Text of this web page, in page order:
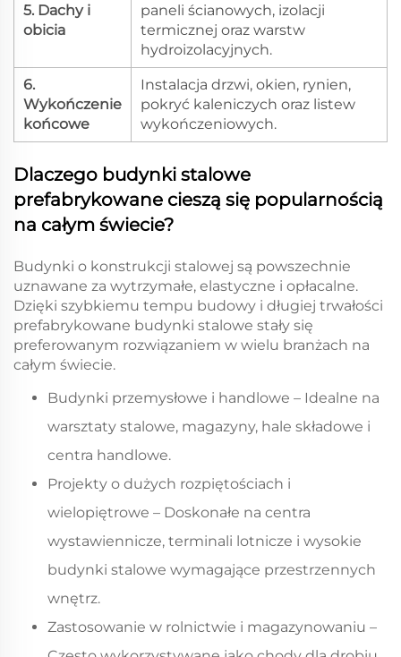
5. Dachy i
obicia
paneli ścianowych, izolacji
termicznej oraz warstw
hydroizolacyjnych.
6.
Wykończenie
końcowe
Instalacja drzwi, okien, rynien,
pokryć kaleniczych oraz listew
wykończeniowych.
Dlaczego budynki stalowe
prefabrykowane cieszą się popularnością
na całym świecie?
Budynki o konstrukcji stalowej są powszechnie
uznawane za wytrzymałe, elastyczne i opłacalne.
Dzięki szybkiemu tempu budowy i długiej trwałości
prefabrykowane budynki stalowe stały się
preferowanym rozwiązaniem w wielu branżach na
całym świecie.
Budynki przemysłowe i handlowe – Idealne na
warsztaty stalowe, magazyny, hale składowe i
centra handlowe.
Projekty o dużych rozpiętościach i
wielopiętrowe – Doskonałe na centra
wystawiennicze, terminali lotnicze i wysokie
budynki stalowe wymagające przestrzennych
wnętrz.
Zastosowanie w rolnictwie i magazynowaniu –